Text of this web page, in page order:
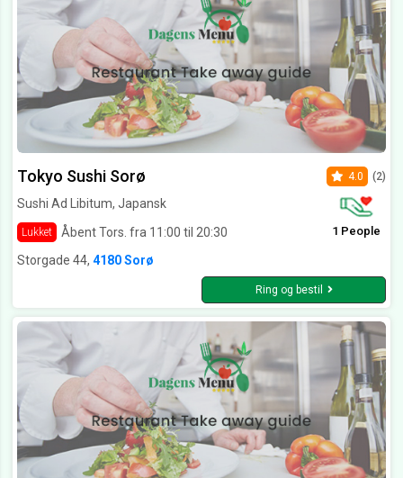
Tokyo Sushi Sorø
Sushi Ad Libitum, Japansk
Lukket Åbent Tors. fra 11:00 til 20:30
4.0 (2)
1 People
Storgade 44, 4180 Sorø
Ring og bestil